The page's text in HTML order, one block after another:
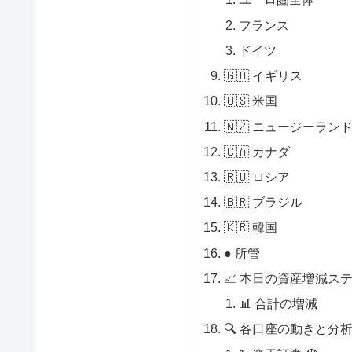
フランス
ドイツ
🇬🇧 イギリス
🇺🇸 米国
🇳🇿 ニュージーランド
🇨🇦 カナダ
🇷🇺 ロシア
🇧🇷 ブラジル
🇰🇷 韓国
● 所管
📈 本日の資産増減ス
📊 合計の増減
🔍 各口座の動きと分析